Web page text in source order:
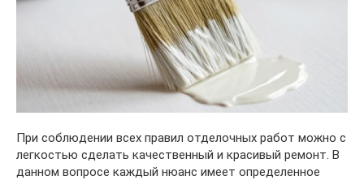
При соблюдении всех правил отделочных работ можно с
легкостью сделать качественный и красивый ремонт. В
данном вопросе каждый нюанс имеет определенное